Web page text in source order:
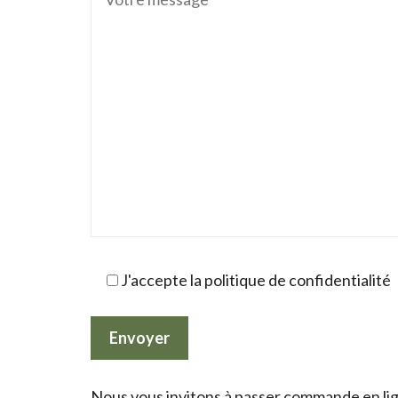
J'accepte la politique de confidentialité